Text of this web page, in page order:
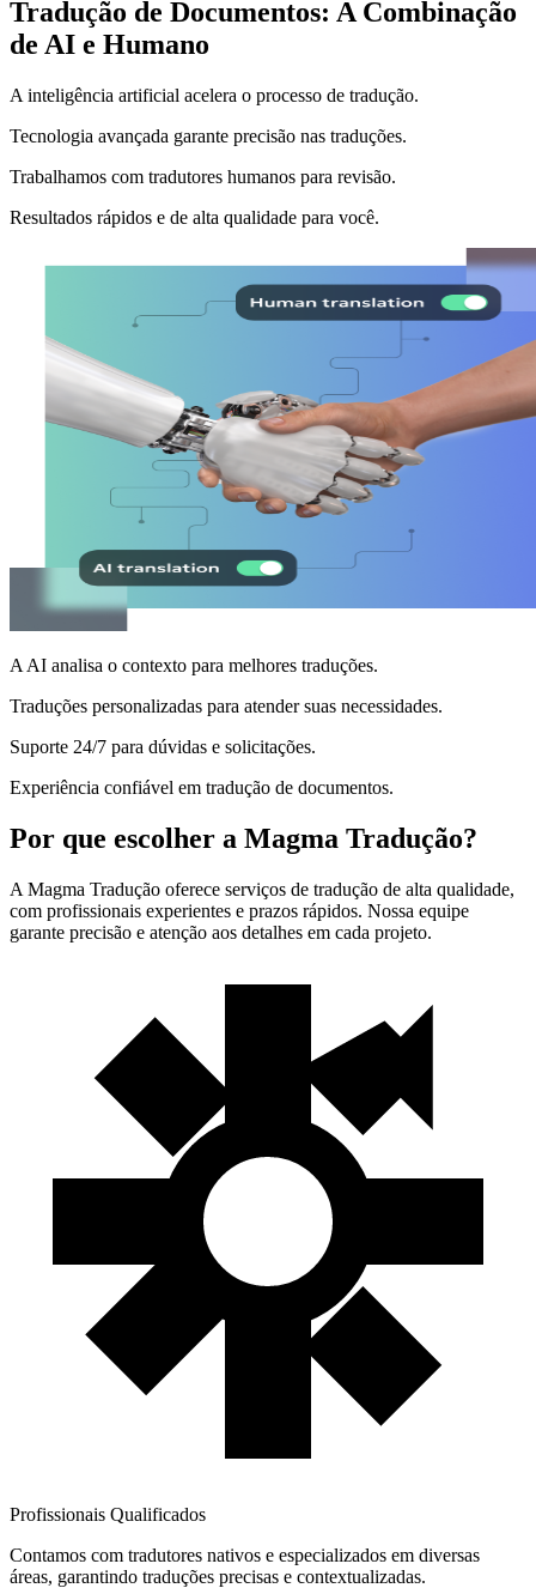
Tradução de Documentos: A Combinação
de AI e Humano
A inteligência artificial acelera o processo de tradução.
Tecnologia avançada garante precisão nas traduções.
Trabalhamos com tradutores humanos para revisão.
Resultados rápidos e de alta qualidade para você.
A AI analisa o contexto para melhores traduções.
Traduções personalizadas para atender suas necessidades.
Suporte 24/7 para dúvidas e solicitações.
Experiência confiável em tradução de documentos.
Por que escolher a Magma Tradução?
A Magma Tradução oferece serviços de tradução de alta qualidade,
com profissionais experientes e prazos rápidos. Nossa equipe
garante precisão e atenção aos detalhes em cada projeto.
Profissionais Qualificados
Contamos com tradutores nativos e especializados em diversas
áreas, garantindo traduções precisas e contextualizadas.